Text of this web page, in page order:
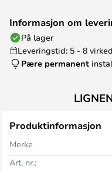
Informasjon om
På lager
Leveringstid: 5 - 8
Pære permanent
Produktinformasjon
Merke
Art. nr.: